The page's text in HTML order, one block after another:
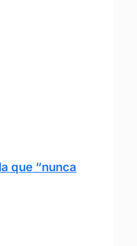
que “nunca